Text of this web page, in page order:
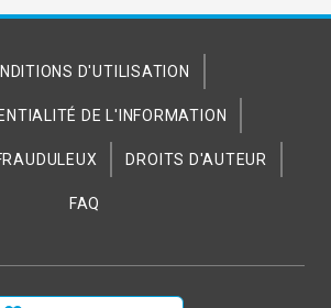
D'UTILISATION
DE L'INFORMATION
DROITS D'AUTEUR
FAQ